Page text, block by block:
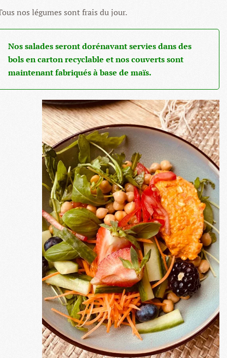
nos légumes sont frais du jour.
Nos salades seront dorénavant servies dans des
bols en carton recyclable et nos couverts sont
maintenant fabriqués à base de maïs.